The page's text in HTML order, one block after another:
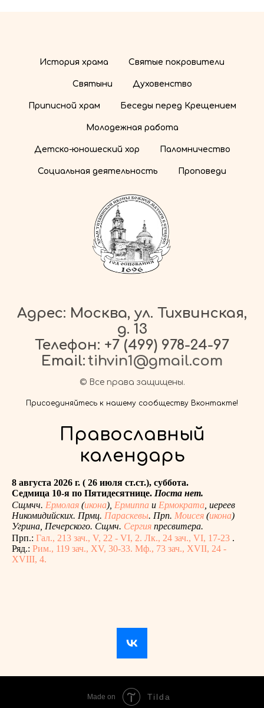
История храма Святые покровители
Святыни Духовенство
Приписной храм Беседы перед Крещением
Молодежная работа
Детско-юношеский хор Паломничество
Социальная деятельность Проповеди
Адрес: Москва, ул. Тихвинская,
д. 13
Телефон: +7 (499) 978-24-97
Email:tihvin1@gmail.com
© Все права защищены.
Присоединяйтесь к нашему сообществу Вконтакте!
Православный
календарь
8 августа 2026 г. ( 26 июля ст.ст.), суббота.
Седмица 10-я по Пятидесятнице. Поста нет.
Сщмчч. Ермолая (икона), Ермиппа и Ермократа , иереев
Никомидийских. Прмц. Параскевы. Прп. Моисея (икона)
Угрина, Печерского. Сщмч. Сергия пресвитера.
Прп.: Гал., 213 зач., V, 22 - VI, 2. Лк., 24 зач., VI, 17-23 .
Ряд.: Рим., 119 зач., XV, 30-33. Мф., 73 зач., XVII, 24 -
XVIII, 4.
Made on Tilda